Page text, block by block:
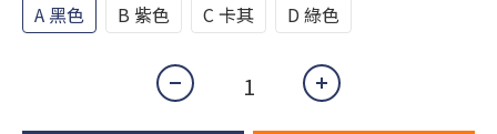
A 黑色 B 紫色 C 卡其 D 綠色